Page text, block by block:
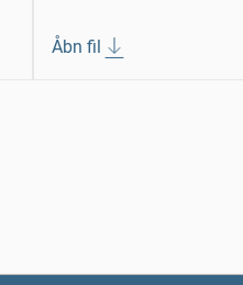
Åbn fil